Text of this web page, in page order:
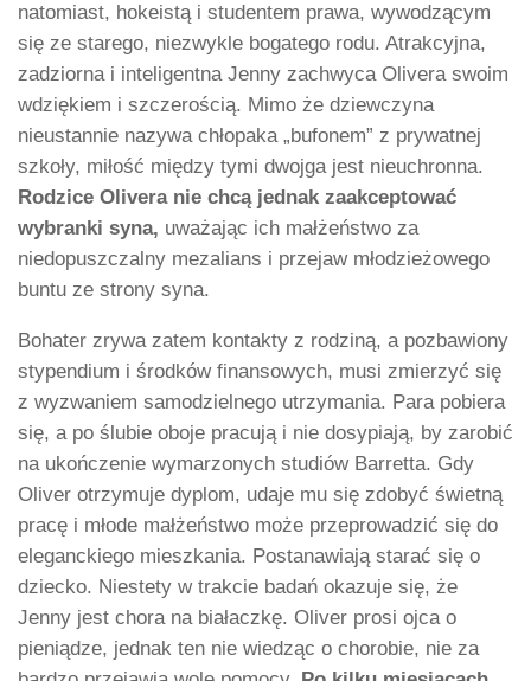
natomiast, hokeistą i studentem prawa, wywodzącym
się ze starego, niezwykle bogatego rodu. Atrakcyjna,
zadziorna i inteligentna Jenny zachwyca Olivera swoim
wdziękiem i szczerością. Mimo że dziewczyna
nieustannie nazywa chłopaka „bufonem” z prywatnej
szkoły, miłość między tymi dwojga jest nieuchronna.
Rodzice Olivera nie chcą jednak zaakceptować
wybranki syna, uważając ich małżeństwo za
niedopuszczalny mezalians i przejaw młodzieżowego
buntu ze strony syna.
Bohater zrywa zatem kontakty z rodziną, a pozbawiony
stypendium i środków finansowych, musi zmierzyć się
z wyzwaniem samodzielnego utrzymania. Para pobiera
się, a po ślubie oboje pracują i nie dosypiają, by zarobić
na ukończenie wymarzonych studiów Barretta. Gdy
Oliver otrzymuje dyplom, udaje mu się zdobyć świetną
pracę i młode małżeństwo może przeprowadzić się do
eleganckiego mieszkania. Postanawiają starać się o
dziecko. Niestety w trakcie badań okazuje się, że
Jenny jest chora na białaczkę. Oliver prosi ojca o
pieniądze, jednak ten nie wiedząc o chorobie, nie za